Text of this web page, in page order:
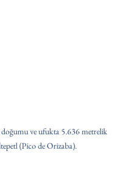
ve ufukta 5.636 metrelik
(Pico de Orizaba).